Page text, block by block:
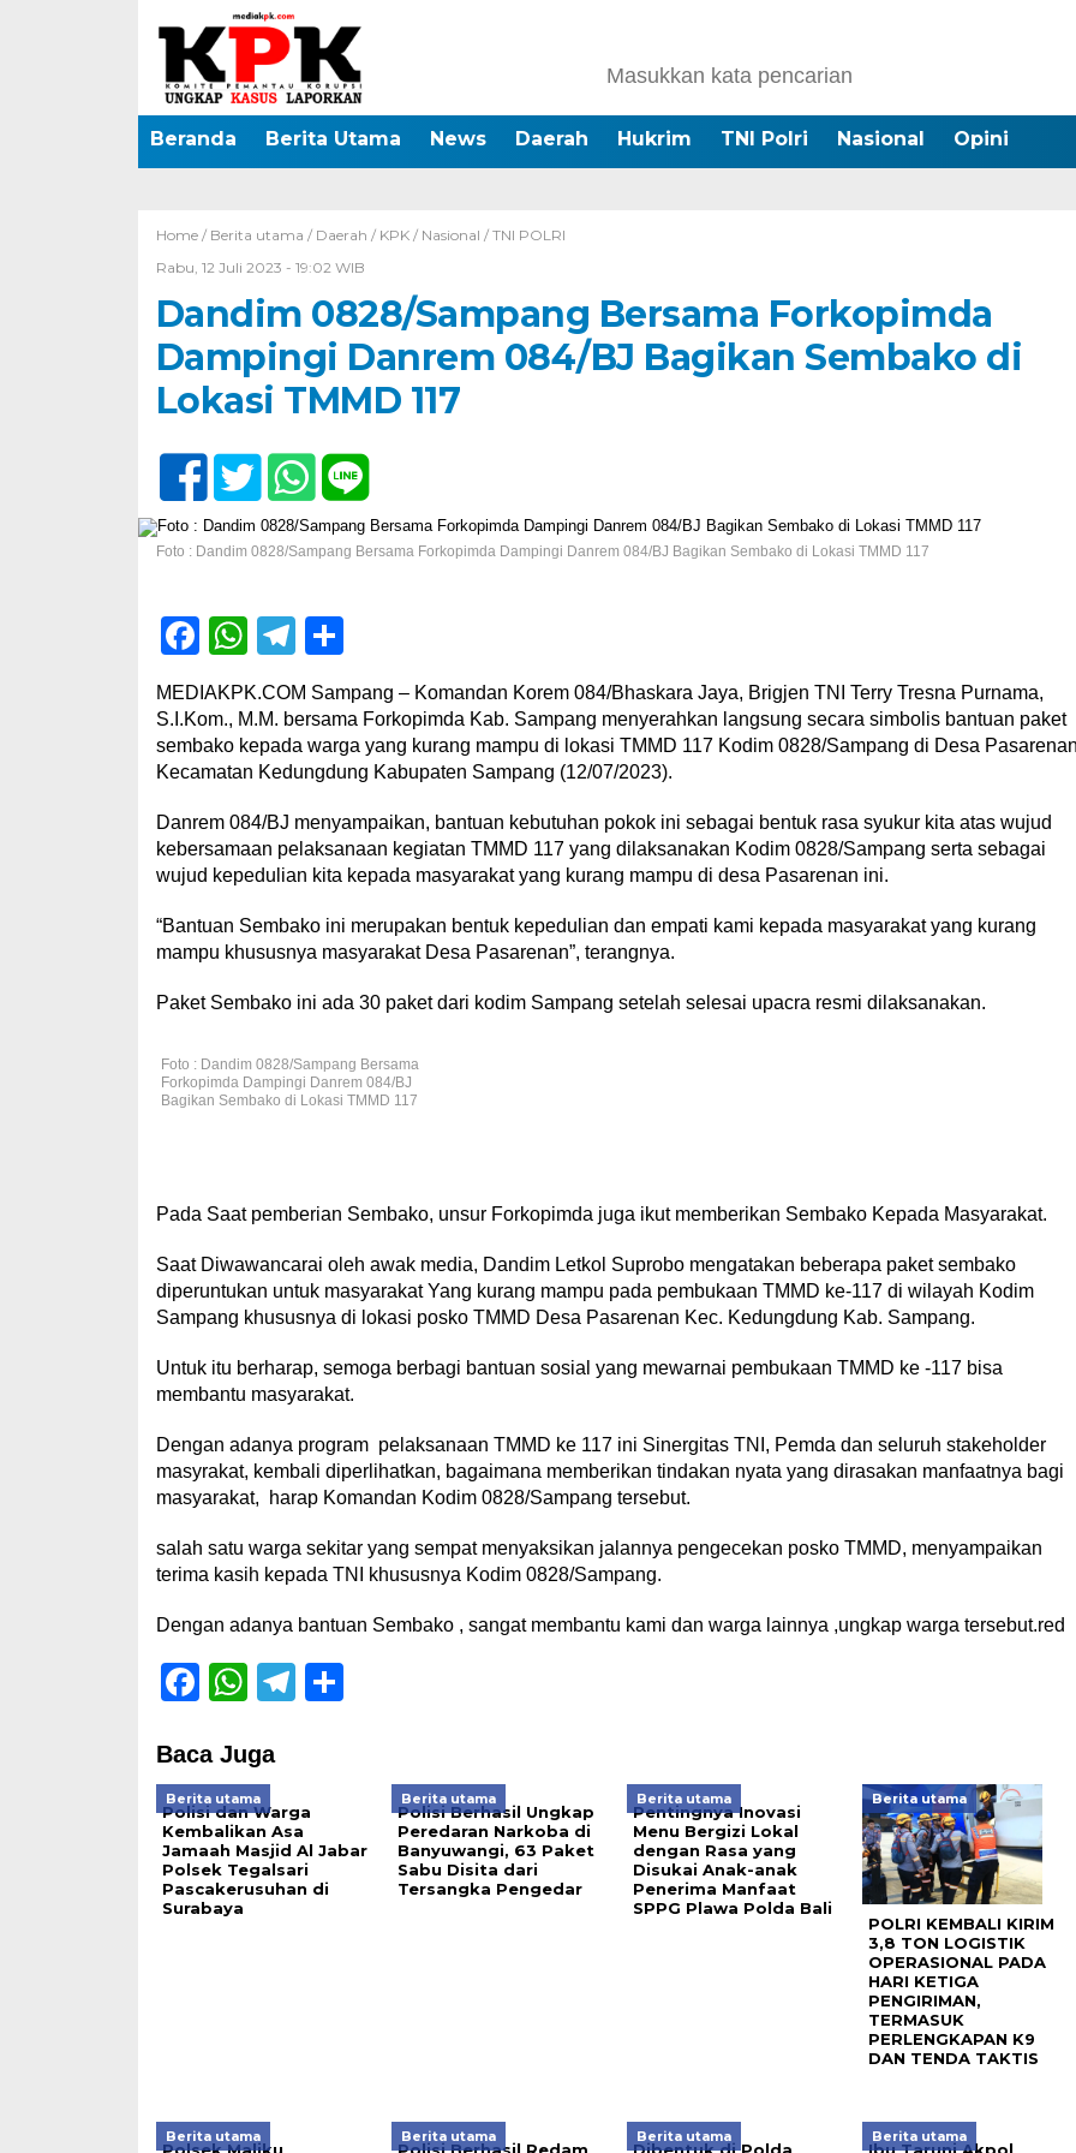
Beranda Berita Utama News Daerah Hukrim TNI Polri Nasional Opini
Home / Berita utama / Daerah / KPK/ Nasional / TNI POLRI
Rabu, 12 Juli 2023 - 19:02 WIB
Dandim 0828/Sampang Bersama Forkopimda
Dampingi Danrem 084/BJ Bagikan Sembako di
Lokasi TMMD 117
Foto : Dandim 0828/Sampang Bersama Forkopimda Dampingi Danrem 084/BJ Bagikan Sembako di Lokasi TMMD 117
Facebook
WhatsApp
Telegram
MEDIAKPK.COM Sampang – Komandan Korem 084/Bhaskara Jaya, Brigjen TNI Terry Tresna Purnama,
S.I.Kom., M.M. bersama Forkopimda Kab. Sampang menyerahkan langsung secara simbolis bantuan paket
sembako kepada warga yang kurang mampu di lokasi TMMD 117 Kodim 0828/Sampang di Desa
Kecamatan Kedungdung Kabupaten Sampang (12/07/2023).
Danrem 084/BJ menyampaikan, bantuan kebutuhan pokok ini sebagai bentuk rasa syukur kita atas wujud
kebersamaan pelaksanaan kegiatan TMMD 117 yang dilaksanakan Kodim 0828/Sampang serta sebagai
wujud kepedulian kita kepada masyarakat yang kurang mampu di desa Pasarenan ini.
“Bantuan Sembako ini merupakan bentuk kepedulian dan empati kami kepada masyarakat yang kurang
mampu khususnya masyarakat Desa Pasarenan”, terangnya.
Paket Sembako ini ada 30 paket dari kodim Sampang setelah selesai upacra resmi dilaksanakan.
Foto : Dandim 0828/Sampang Bersama
Forkopimda Dampingi Danrem 084/BJ
Bagikan Sembako di Lokasi TMMD 117
Pada Saat pemberian Sembako, unsur Forkopimda juga ikut memberikan Sembako Kepada Masyarakat.
Saat Diwawancarai oleh awak media, Dandim Letkol Suprobo mengatakan beberapa paket sembako
diperuntukan untuk masyarakat Yang kurang mampu pada pembukaan TMMD ke-117 di wilayah Kodim
Sampang khususnya di lokasi posko TMMD Desa Pasarenan Kec. Kedungdung Kab. Sampang.
Untuk itu berharap, semoga berbagi bantuan sosial yang mewarnai pembukaan TMMD ke -117 bisa
membantu masyarakat.
Dengan adanya program pelaksanaan TMMD ke 117 ini Sinergitas TNI, Pemda dan seluruh stakeholder
masyrakat, kembali diperlihatkan, bagaimana memberikan tindakan nyata yang dirasakan manfaatnya bagi
masyarakat, harap Komandan Kodim 0828/Sampang tersebut.
salah satu warga sekitar yang sempat menyaksikan jalannya pengecekan posko TMMD, menyampaikan
terima kasih kepada TNI khususnya Kodim 0828/Sampang.
Dengan adanya bantuan Sembako , sangat membantu kami dan warga lainnya ,ungkap warga tersebut.red
Facebook
WhatsApp
Telegram
Baca Juga
Berita utama
Polisi dan Warga
Kembalikan Asa
Jamaah Masjid Al Jabar
Polsek Tegalsari
Pascakerusuhan di
Surabaya
Berita utama
Polisi Berhasil Ungkap
Peredaran Narkoba di
Banyuwangi, 63 Paket
Sabu Disita dari
Tersangka Pengedar
Berita utama
Pentingnya Inovasi
Menu Bergizi Lokal
dengan Rasa yang
Disukai Anak-anak
Penerima Manfaat
SPPG Plawa Polda Bali
Berita utama
POLRI KEMBALI KIRIM
3,8 TON LOGISTIK
OPERASIONAL PADA
HARI KETIGA
PENGIRIMAN,
TERMASUK
PERLENGKAPAN K9
DAN TENDA TAKTIS
Berita utama Berita utama Berita utama Berita utama